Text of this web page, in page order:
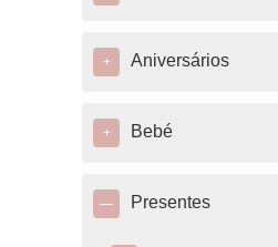
+ Aniversários
+ Bebé
— Presentes